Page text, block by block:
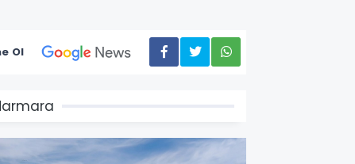
Ol